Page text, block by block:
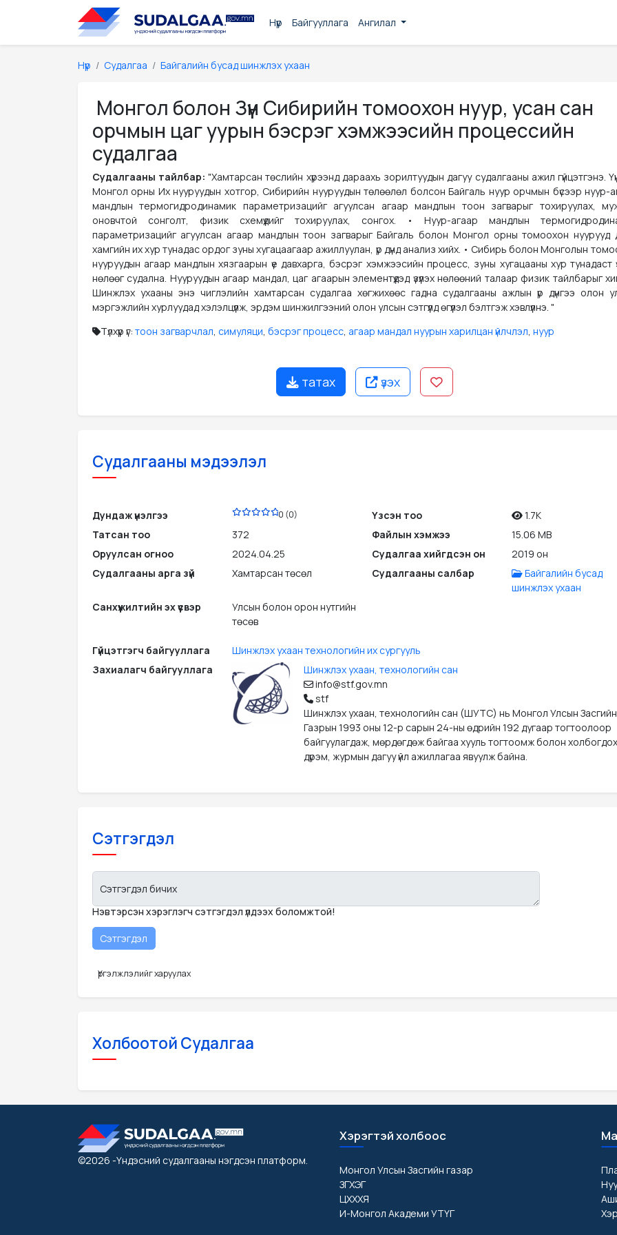
Нүүр Байгууллага Ангилал
Нүүр Судалгаа Байгалийн бусад шинжлэх ухаан
Монгол болон Зүүн Сибирийн томоохон нуур, усан сан
орчмын цаг уурын бэсрэг хэмжээсийн процессийн
судалгаа
Судалгааны тайлбар: "Хамтарсан төслийн хүрээнд дараахь зорилтуудын дагуу судалгааны ажил гүйцэтгэнэ.
Монгол орны Их нууруудын хотгор, Сибирийн нууруудын төлөөлөл болсон Байгаль нуур орчмын бүсээр нуур-
мандлын термогидродинамик параметризацийг агуулсан агаар мандлын тоон загварыг тохируулах,
оновчтой сонголт, физик схемүүдийг тохируулах, сонгох. • Нуур-агаар мандлын
параметризацийг агуулсан агаар мандлын тоон загварыг Байгаль болон Монгол орны томоохон нуурууд
хамгийн их хур тунадас ордог зуны хугацаагаар ажиллуулан, үр дүнд анализ хийх. • Сибирь болон Монголын
нууруудын агаар мандлын хязгаарын үе давхарга, бэсрэг хэмжээсийн процесс, зуны хугацааны хур тунадаст
нөлөөг судална. Нууруудын агаар мандал, цаг агаарын элементүүдэд үзүүлэх нөлөөний талаар физик тайлбарыг
Шинжлэх ухааны энэ чиглэлийн хамтарсан судалгаа хөгжихөөс гадна судалгааны ажлын үр дүнгээ олон
мэргэжлийн хурлуудад хэлэлцүүлж, эрдэм шинжилгээний олон улсын сэтгүүлд өгүүлэл бэлтгэж хэвлүүлнэ. "
Түлхүүр үг: тоон загварчлал, симуляци, бэсрэг процесс, агаар мандал нуурын харилцан үйлчлэл, нуур
татах үзэх
Судалгааны мэдээлэл
Дундаж үнэлгээ 0 (0) Үзсэн тоо
1.7K
Татсан тоо
372 Файлын хэмжээ
15.06 MB
Оруулсан огноо
2024.04.25 Судалгаа хийгдсэн он
2019 он
Судалгааны арга зүй
Хамтарсан төсөл Судалгааны салбар
Байгалийн бусад
шинжлэх ухаан
Санхүүжилтийн эх үүсвэр
Улсын болон орон нутгийн
төсөв
Гүйцэтгэгч байгууллага
Шинжлэх ухаан технологийн их сургууль
Захиалагч байгууллага
Шинжлэх ухаан, технологийн сан
info@stf.gov.mn
stf
Шинжлэх ухаан, технологийн сан (ШУТС) нь Монгол Улсын Засгийн
Газрын 1993 оны 12-р сарын 24-ны өдрийн 192 дугаар тогтоолоор
байгуулагдаж, мөрдөгдөж байгаа хууль тогтоомж болон холбогдох
дүрэм, журмын дагуу үйл ажиллагаа явуулж байна.
Сэтгэгдэл
Сэтгэгдэл бичих
Нэвтэрсэн хэрэглэгч сэтгэгдэл үлдээх боломжтой!
Үргэлжлэлийг харуулах
Холбоотой Судалгаа
©2026 -Үндэсний судалгааны нэгдсэн платформ
Хэрэгтэй холбоос
Монгол Улсын Засгийн газар
ЗГХЭГ
ЦХХХЯ
И-Монгол Академи УТҮГ